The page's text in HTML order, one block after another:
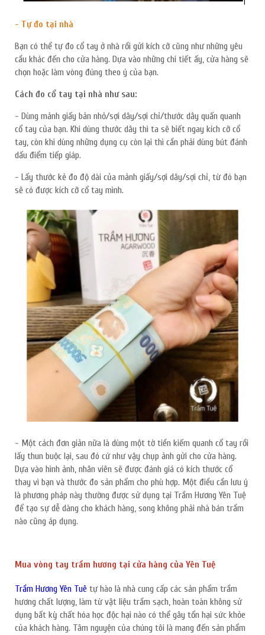
- Tự đo tại nhà
Bạn có thể tự đo cổ tay ở nhà rồi gửi kích cỡ cũng như những yêu
cầu khác đến cho cửa hàng. Dựa vào những chi tiết ấy, cửa hàng sẽ
chọn hoặc làm vòng đúng theo ý của bạn.
Cách đo cổ tay tại nhà như sau:
- Dùng mảnh giấy bản nhỏ/sợi dây/sợi chỉ/thước dây quấn quanh
cổ tay của bạn. Khi dùng thước dây thì ta sẽ biết ngay kích cỡ cổ
tay, còn khi dùng những dụng cụ còn lại thì cần phải dùng bút đánh
dấu điểm tiếp giáp.
- Lấy thước kẻ đo độ dài của mảnh giấy/sợi dây/sợi chỉ, từ đó bạn
sẽ có được kích cỡ cổ tay mình.
- Một cách đơn giản nữa là dùng một tờ tiền kiếm quanh cổ tay rồi
lấy thun buộc lại, sau đó cứ như vậy chụp ảnh gửi cho cửa hàng.
Dựa vào hình ảnh, nhân viên sẽ được đánh giá có kích thước cổ
thay vì bạn và thước đo sản phẩm cho phù hợp. Một điều cần lưu ý
là phương pháp này thường được sử dụng tại Trầm Hương Yên Tuệ
để tạo sự dễ dàng cho khách hàng, song không phải nhà bán trầm
nào cũng áp dụng.
Mua vòng tay trầm hương tại cửa hàng của Yên Tuệ
Trầm Hương Yên Tuê tự hào là nhà cung cấp các sản phẩm trầm
hương chất lượng, làm từ vật liệu trầm sạch, hoàn toàn không sử
dụng bất kỳ chất hóa học độc hại nào có thể gây tổn hại sức khỏe
của khách hàng. Tâm nguyện của chúng tôi là mang đến sản phẩm